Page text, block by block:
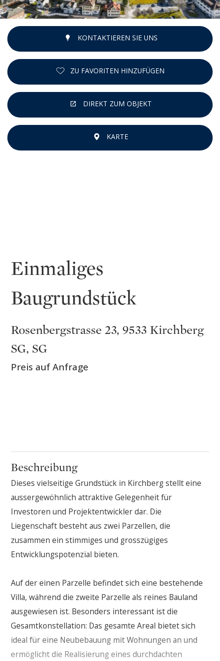
KONTAKTIEREN SIE UNS
ZU FAVORITEN HINZUFÜGEN
DIREKT ZUM OBJEKT
KARTE
Einmaliges
Baugrundstück
Rosenbergstrasse 23, 9533 Kirchberg
SG, SG
Preis auf Anfrage
Beschreibung
Dieses vielseitige Grundstück in Kirchberg stellt eine
aussergewöhnlich attraktive Gelegenheit für
Investoren und Projektentwickler dar. Die
Liegenschaft besteht aus zwei Parzellen, die
zusammen ein stimmiges und grosszügiges
Entwicklungspotenzial bieten.
Auf der einen Parzelle befindet sich eine bestehende
Villa, während die zweite Parzelle als reines Bauland
ausgewiesen ist. Besonders interessant ist die
Gesamtkonstellation: Das gesamte Areal bietet sich
ideal für eine Neubebauung mit Wohnungen an und
ermöglicht die Realisierung eines durchdachten